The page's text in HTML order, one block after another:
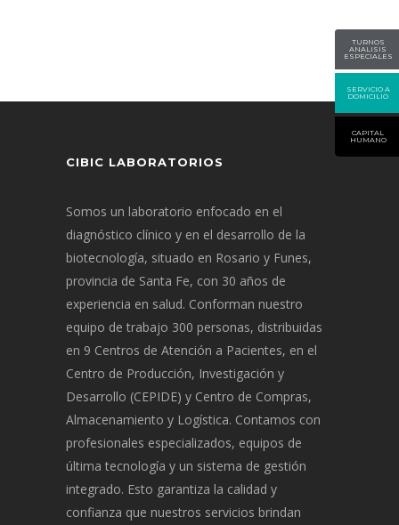
CIBIC LABORATORIOS
Somos un laboratorio enfocado en el
diagnóstico clínico y en el desarrollo de la
biotecnología, situado en Rosario y Funes,
provincia de Santa Fe, con 30 años de
experiencia en salud. Conforman nuestro
equipo de trabajo 300 personas, distribuidas
en 9 Centros de Atención a Pacientes, en el
Centro de Producción, Investigación y
Desarrollo (CEPIDE) y Centro de Compras,
Almacenamiento y Logística. Contamos con
profesionales especializados, equipos de
última tecnología y un sistema de gestión
integrado. Esto garantiza la calidad y
confianza que nuestros servicios brindan
TURNOS
ANALISIS
ESPECIALES
SERVICIO A
DOMICILIO
CAPITAL
HUMANO